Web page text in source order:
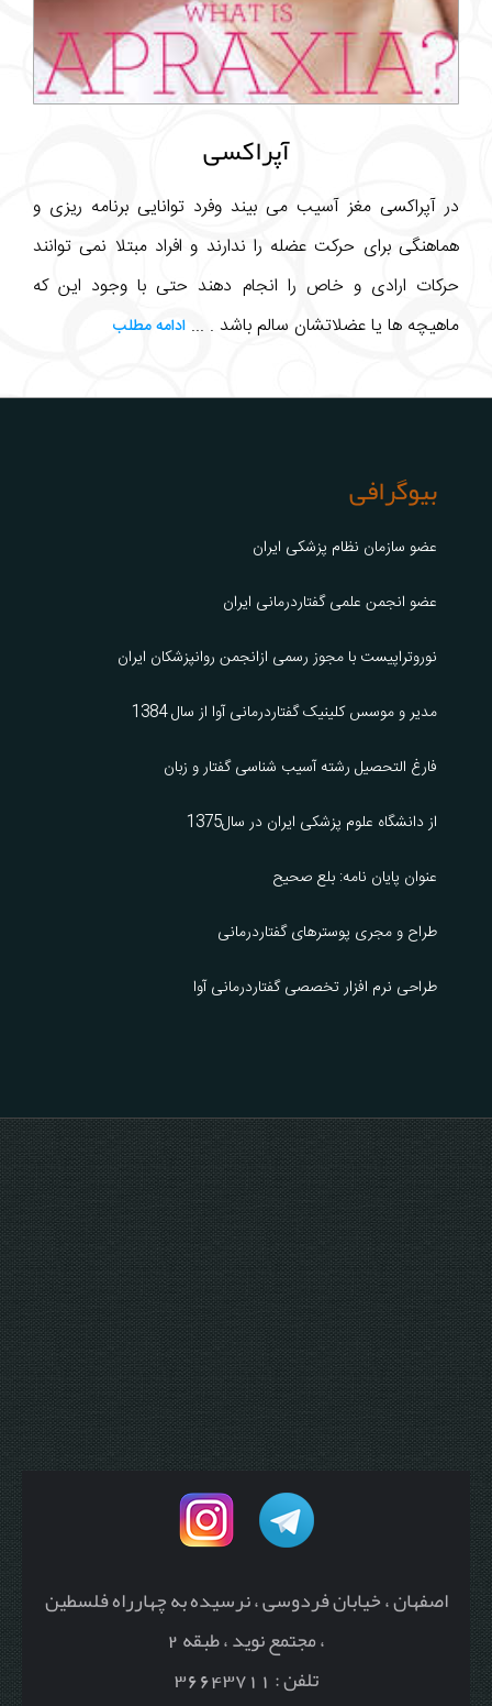
آپراکسی
در آپراکسی مغز آسیب می بیند وفرد توانایی برنامه ریزی و
هماهنگی برای حرکت عضله را ندارند و افراد مبتلا نمی توانند
حرکات ارادی و خاص را انجام دهند حتی با وجود این که
ماهیچه ها یا عضلاتشان سالم باشد . ... ادامه مطلب
بیوگرافی
عضو سازمان نظام پزشکی ایران
عضو انجمن علمی گفتاردرمانی ایران
نوروتراپیست با مجوز رسمی ازانجمن روانپزشکان ایران
مدیر و موسس کلینیک گفتاردرمانی آوا از سال 1384
فارغ التحصیل رشته آسیب شناسی گفتار و زبان
از دانشگاه علوم پزشکی ایران در سال1375
عنوان پایان نامه: بلع صحیح
طراح و مجری پوسترهای گفتاردرمانی
طراحی نرم افزار تخصصی گفتاردرمانی آوا
اصفهان ، خیابان فردوسی ، نرسیده به چهارراه فلسطین
، مجتمع نوید ، طبقه 2
تلفن : 36643711